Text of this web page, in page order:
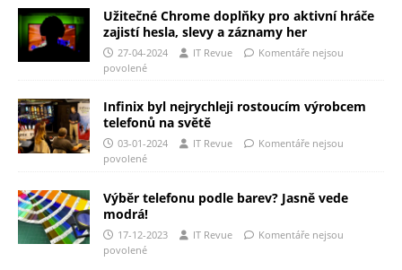
Užitečné Chrome doplňky pro aktivní hráče
zajistí hesla, slevy a záznamy her
27-04-2024 IT Revue
Komentáře nejsou
povolené
Infinix byl nejrychleji rostoucím výrobcem
telefonů na světě
03-01-2024 IT Revue
Komentáře nejsou
povolené
Výběr telefonu podle barev? Jasně vede
modrá!
17-12-2023 IT Revue
Komentáře nejsou
povolené